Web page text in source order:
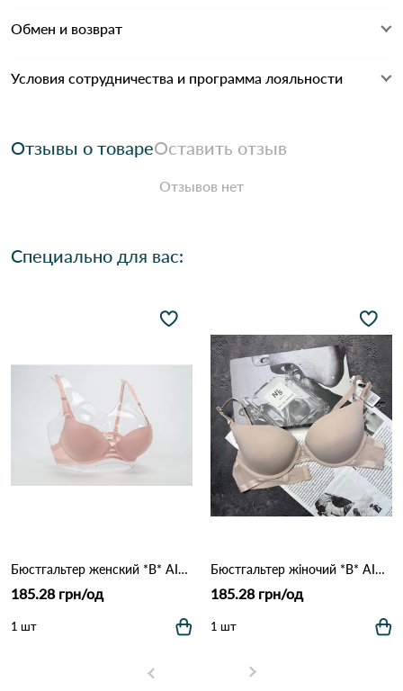
Обмен и возврат
Условия сотрудничества и программа лояльности
Отзывы о товареОставить отзыв
Отзывов нет
Специально для вас:
Бюстгальтер женский *B* AIMINA 1328 1,3 Пудра
185.28 грн/од
1 шт
Бюстгальтер жіночий *B* AIMINA 1328 9,2 Кофейний
185.28 грн/од
1 шт